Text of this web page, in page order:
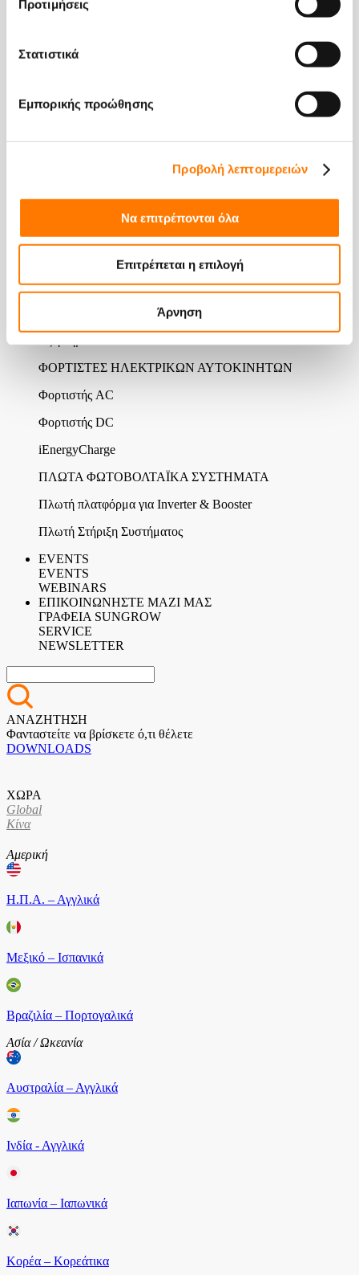
Προτιμήσεις
Στατιστικά
Εμπορικής προώθησης
Προβολή λεπτομερειών
Να επιτρέπονται όλα
Επιτρέπεται η επιλογή
Άρνηση
ΠΡΟΪΟΝΤΑ
ΣΥΣΤΗΜΑΤΑ ΑΠΟΘΗΚΕΥΣΗΣ
Υποσταθμός μέσης τάσης / Υβριδικοί Μετατροπείς
ΑΞΕΣΟΥΑΡ & ΕΠΙΤΗΡΗΣΗ
ΦΟΡΤΙΣΤΕΣ ΗΛΕΚΤΡΙΚΩΝ ΑΥΤΟΚΙΝΗΤΩΝ
Φορτιστής AC
Φορτιστής DC
iEnergyCharge
ΠΛΩΤΑ ΦΩΤΟΒΟΛΤΑΪΚΑ ΣΥΣΤΗΜΑΤΑ
Πλωτή πλατφόρμα για Inverter & Booster
Πλωτή Στήριξη Συστήματος
EVENTS
EVENTS
WEBINARS
ΕΠΙΚΟΙΝΩΝΗΣΤΕ ΜΑΖΙ ΜΑΣ
ΓΡΑΦΕΙΑ SUNGROW
SERVICE
NEWSLETTER
ΑΝΑΖΗΤΗΣΗ
Φανταστείτε να βρίσκετε ό,τι θέλετε
DOWNLOADS
ΧΩΡΑ
Global
Κίνα
Αμερική
Η.Π.Α. – Αγγλικά
Μεξικό – Ισπανικά
Βραζιλία – Πορτογαλικά
Ασία / Ωκεανία
Αυστραλία – Αγγλικά
Ινδία - Αγγλικά
Ιαπωνία – Ιαπωνικά
Κορέα – Κορεάτικα